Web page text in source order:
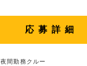
応募詳細
夜間勤務クルー